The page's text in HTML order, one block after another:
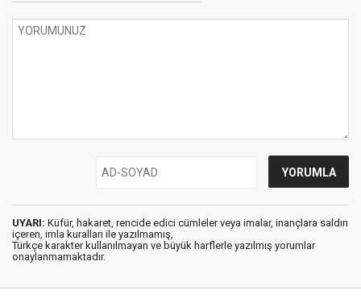
UYARI: Küfür, hakaret, rencide edici cümleler veya imalar, inançlara saldırı
içeren, imla kuralları ile yazılmamış,
Türkçe karakter kullanılmayan ve büyük harflerle yazılmış yorumlar
onaylanmamaktadır.